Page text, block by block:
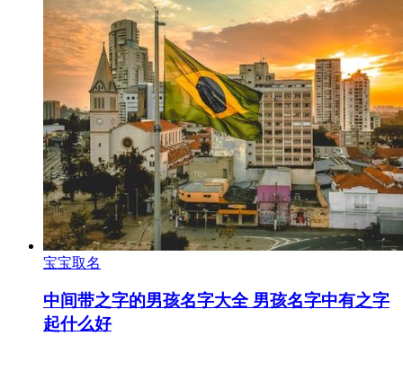
宝宝取名
中间带之字的男孩名字大全 男孩名字中有之字
起什么好